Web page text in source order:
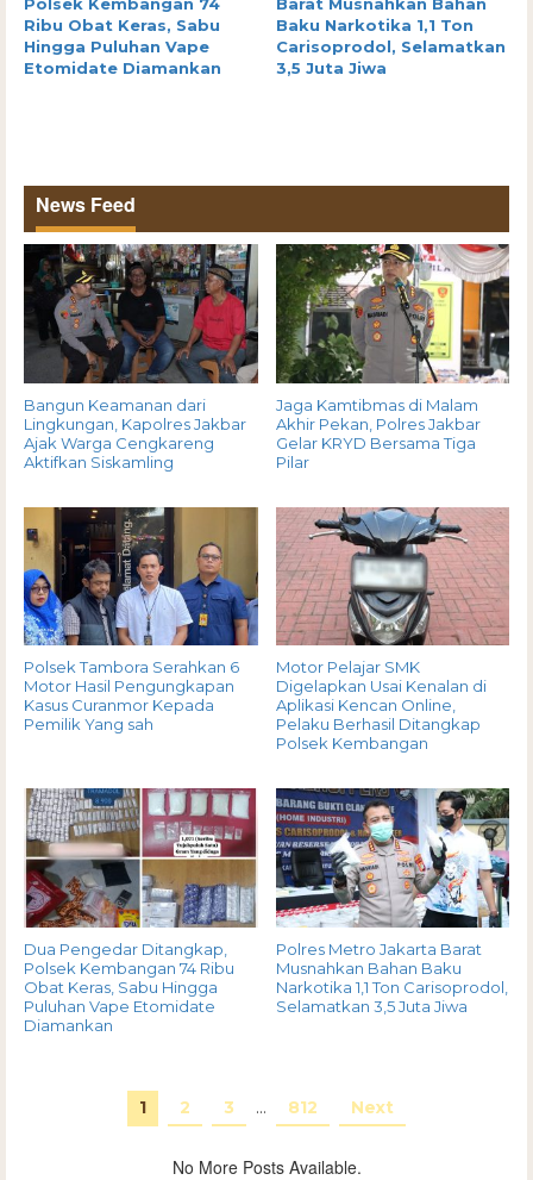
Ribu Obat Keras, Sabu
Hingga Puluhan Vape
Etomidate Diamankan
Baku Narkotika 1,1 Ton
Carisoprodol, Selamatkan
3,5 Juta Jiwa
News Feed
Bangun Keamanan dari
Lingkungan, Kapolres Jakbar
Ajak Warga Cengkareng
Aktifkan Siskamling
Jaga Kamtibmas di Malam
Akhir Pekan, Polres Jakbar
Gelar KRYD Bersama Tiga
Pilar
Polsek Tambora Serahkan 6
Motor Hasil Pengungkapan
Kasus Curanmor Kepada
Pemilik Yang sah
Motor Pelajar SMK
Digelapkan Usai Kenalan di
Aplikasi Kencan Online,
Pelaku Berhasil Ditangkap
Polsek Kembangan
Dua Pengedar Ditangkap,
Polsek Kembangan 74 Ribu
Obat Keras, Sabu Hingga
Puluhan Vape Etomidate
Diamankan
Polres Metro Jakarta Barat
Musnahkan Bahan Baku
Narkotika 1,1 Ton Carisoprodol,
Selamatkan 3,5 Juta Jiwa
1 2 3 … 812 Next
No More Posts Available.